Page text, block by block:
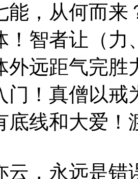
从何而来
！智者让（力
外远距气完
门！真僧以
底线和大爱！
永远是错